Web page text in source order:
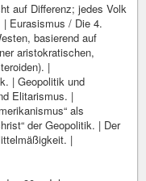
auf Differenz; jedes Volk
Eurasismus / Die 4.
basierend auf
aristokratischen,
|
| Geopolitik und
Elitarismus. |
als
der Geopolitik. | Der
|